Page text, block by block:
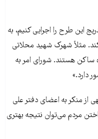
این طرح را اجرایی کنیم، به
مثلاً شهرک شهید محلاتی
ساکن هستند. شورای امر به
دارد.»
از منکر به اعضای دفتر علی
مردم می‌توان نتیجه بهتری